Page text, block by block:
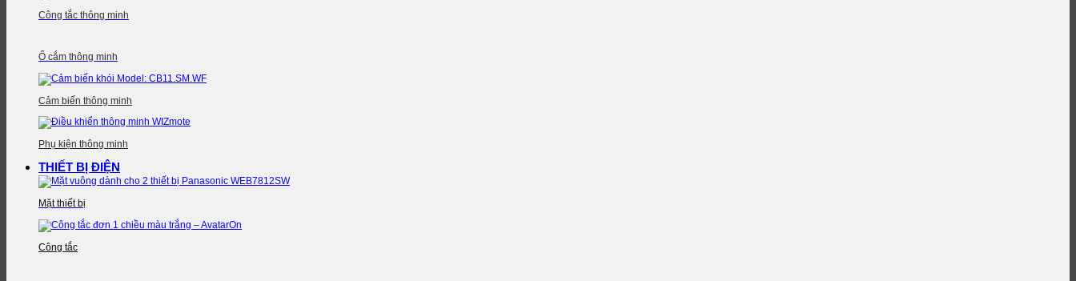
Công tắc thông minh
Ổ cắm thông minh
Cảm biến thông minh
Phụ kiện thông minh
THIẾT BỊ ĐIỆN
Mặt thiết bị
Công tắc